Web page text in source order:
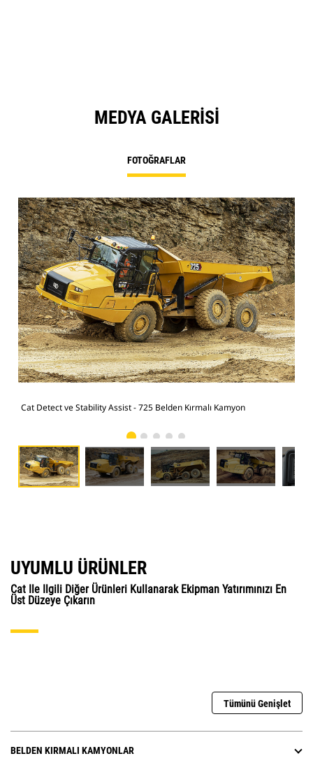
MEDYA GALERISI
FOTOĞRAFLAR
Cat Detect ve Stability Assist - 725 Belden Kırmalı Kamyon
UYUMLU ÜRÜNLER
Cat Ile Ilgili Diğer Ürünleri Kullanarak Ekipman Yatırımınızı En
Üst Düzeye Çıkarın
Tümünü Genişlet
BELDEN KIRMALI KAMYONLAR